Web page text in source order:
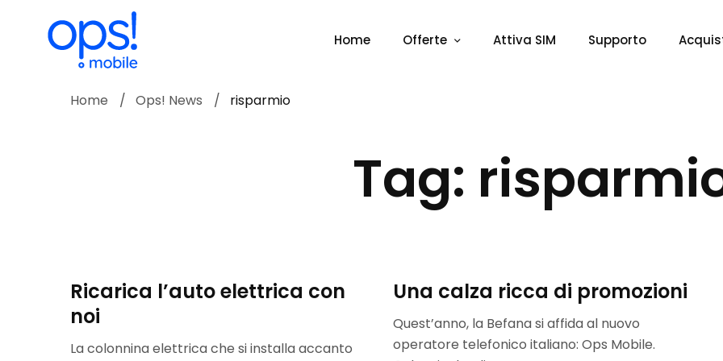
Home Offerte Attiva SIM Supporto
Tag:
Home Ops! News risparmio
Ricarica l’auto elettrica con
noi
La colonnina elettrica che si installa accanto
Una calza ricca di promozioni
Quest’anno, la Befana si affida al nuovo
operatore telefonico italiano: Ops Mobile.